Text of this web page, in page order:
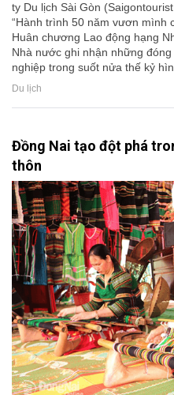
ty Du lịch Sài Gòn
“Hành trình 50 năm vươn mình
Huân chương Lao động hạng
Nhà nước ghi nhận những
nghiệp trong suốt nửa thế kỷ
Du lịch
Đồng Nai tạo đột phá
thôn